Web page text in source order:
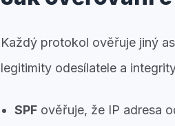
Každý protokol ověřuje jiný
legitimity odesílatele a
SPFověřuje, že IP adresa